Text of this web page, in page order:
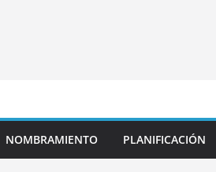
NOMBRAMIENTO PLANIFICACIÓN